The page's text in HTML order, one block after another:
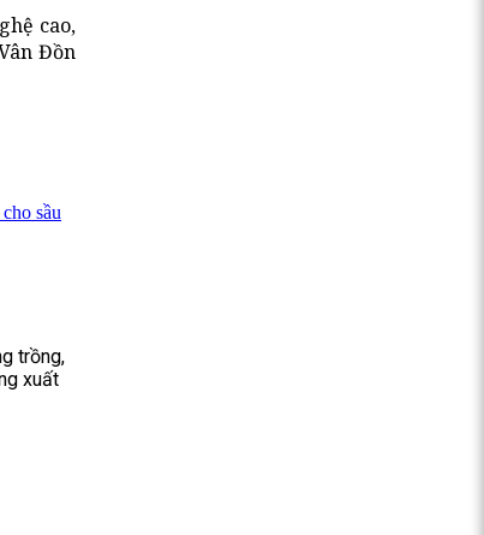
cao,
Đồn
sầu
trồng,
xuất